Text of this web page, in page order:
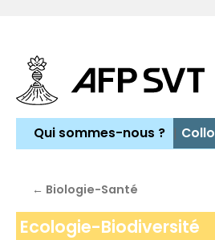
Qui sommes-nous ?
← Biologie-Santé
Ecologie-Biodiversité